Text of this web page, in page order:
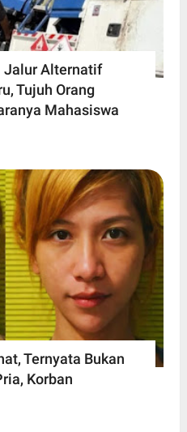
Jalur Alternatif
Tujuh Orang
Mahasiswa
Ternyata Bukan
Korban